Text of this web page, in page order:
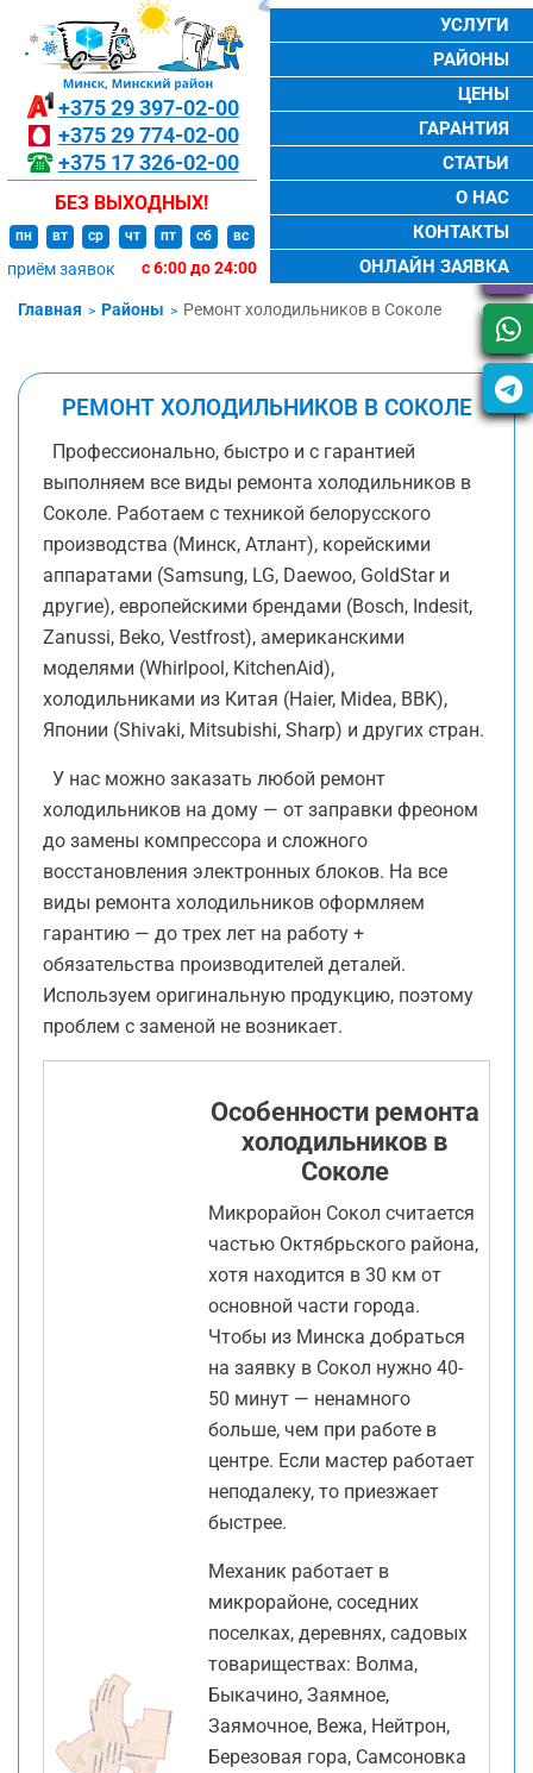
БЕЗ ВЫХОДНЫХ!
пн вт ср чт пт сб вс
приём заявок с 6:00 до 24:00
+375 29397-02-00
+375 29774-02-00
+375 17326-02-00
УСЛУГИ
РАЙОНЫ
ЦЕНЫ
ГАРАНТИЯ
СТАТЬИ
О НАС
КОНТАКТЫ
ОНЛАЙН ЗАЯВКА
Главная Районы Ремонт холодильников в Соколе
РЕМОНТ ХОЛОДИЛЬНИКОВ В СОКОЛЕ
Профессионально, быстро и с гарантией
выполняем все виды ремонта холодильников в
Соколе. Работаем с техникой белорусского
производства (Минск, Атлант), корейскими
аппаратами (Samsung, LG, Daewoo, GoldStar и
другие), европейскими брендами (Bosch, Indesit,
Zanussi, Beko, Vestfrost), американскими
моделями (Whirlpool, KitchenAid),
холодильниками из Китая (Haier, Midea, BBK),
Японии (Shivaki, Mitsubishi, Sharp) и других стран.
У нас можно заказать любой ремонт
холодильников на дому — от заправки фреоном
до замены компрессора и сложного
восстановления электронных блоков. На все
виды ремонта холодильников оформляем
гарантию — до трех лет на работу +
обязательства производителей деталей.
Используем оригинальную продукцию, поэтому
проблем с заменой не возникает.
Особенности ремонта
холодильников в
Соколе
Микрорайон Сокол считается
частью Октябрьского района,
хотя находится в 30 км от
основной части города.
Чтобы из Минска добраться
на заявку в Сокол нужно 40-
50 минут — ненамного
больше, чем при работе в
центре. Если мастер работает
неподалеку, то приезжает
быстрее.
Механик работает в
микрорайоне, соседних
поселках, деревнях, садовых
товариществах: Волма,
Быкачино, Заямное,
Заямочное, Вежа, Нейтрон,
Березовая гора, Самсоновка